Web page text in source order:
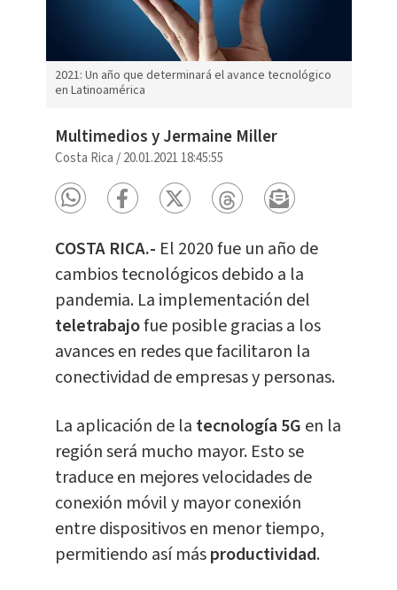
2021: Un año que determinará el avance tecnológico
en Latinoamérica
Multimedios y Jermaine Miller
Costa Rica /20.01.2021 18:45:55
COSTA RICA.- El 2020 fue un año de
cambios tecnológicos debido a la
pandemia. La implementación del
teletrabajofue posible gracias a los
avances en redes que facilitaron la
conectividad de empresas y personas.
La aplicación de la tecnología 5G en la
región será mucho mayor. Esto se
traduce en mejores velocidades de
conexión móvil y mayor conexión
entre dispositivos en menor tiempo,
permitiendo así másproductividad.